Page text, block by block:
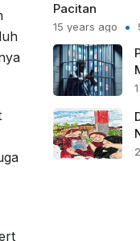
Pacitan
15 years ago